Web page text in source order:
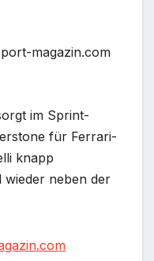
magazin.com
im Sprint-
für Ferrari-
knapp
wieder neben der